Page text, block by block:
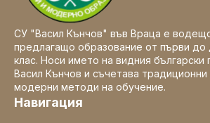
СУ "Васил Кънчов" във Враца е
предлагащо образование от първи до
клас. Носи името на видния български
Васил Кънчов и съчетава традиционни
модерни методи на обучение.
Навигация